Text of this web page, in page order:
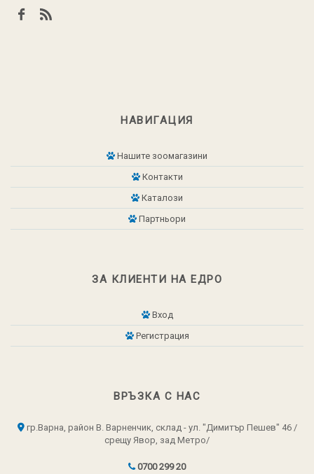
НАВИГАЦИЯ
Нашите зоомагазини
Контакти
Каталози
Партньори
ЗА КЛИЕНТИ НА ЕДРО
Вход
Регистрация
ВРЪЗКА С НАС
гр.Варна, район В. Варненчик, склад - ул. "Димитър Пешев" 46 /
срещу Явор, зад Метро/
0700 299 20